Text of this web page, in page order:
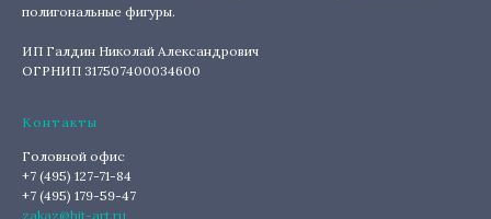
полигональные фигуры.
ИП Галдин Николай Александрович
ОГРНИП 317507400034600
Контакты
Головной офис
+7 (495) 127-71-84
+7 (495) 179-59-47
zakaz@hit-art.ru